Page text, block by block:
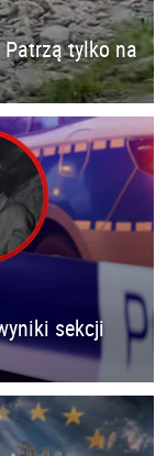
Patrzą tylko na
sekcji